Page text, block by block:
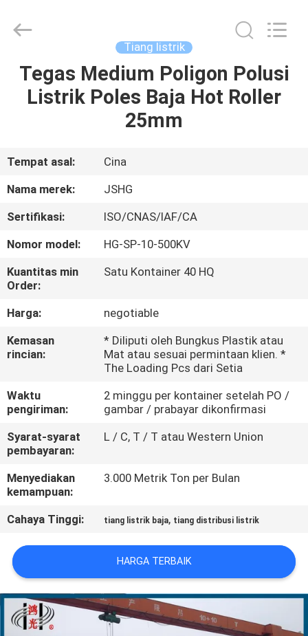
RUMAH
VIDEO
VR
TENTANG
KAMI
TUR
PABRIK
KONTROL
KUALITAS
HUBUNGI
KAMI
BERITA
PERMINTAAN
PENAWARAN
co.,ltd.
Reserved.
Tiang listrik
Tegas Medium Poligon Polusi
Listrik Poles Baja Hot Roller
25mm
Tempat asal:
Cina
Nama merek:
JSHG
Sertifikasi:
ISO/CNAS/IAF/CA
Nomor model:
HG-SP-10-500KV
Kuantitas min
Order:
Satu Kontainer 40 HQ
Harga:
negotiable
Kemasan
rincian:
* Diliputi oleh Bungkus Plastik atau
Mat atau sesuai permintaan klien. *
The Loading Pcs dari Setia
Waktu
pengiriman:
2 minggu per kontainer setelah PO /
gambar / prabayar dikonfirmasi
Syarat-syarat
pembayaran:
L / C, T / T atau Western Union
Menyediakan
kemampuan:
3.000 Metrik Ton per Bulan
Cahaya Tinggi: tiang listrik baja, tiang distribusi listrik
HARGA TERBAIK